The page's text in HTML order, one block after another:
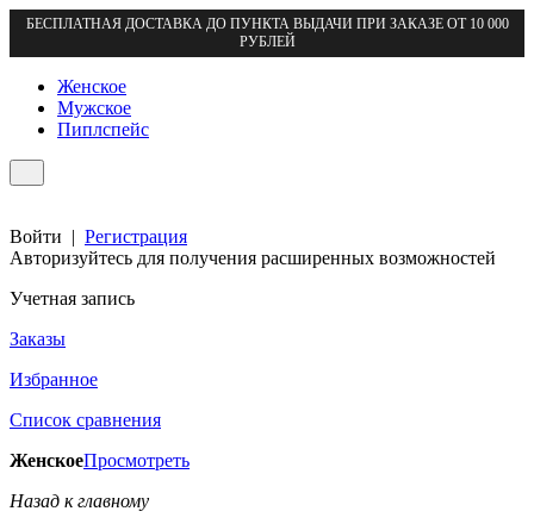
БЕСПЛАТНАЯ ДОСТАВКА ДО ПУНКТА ВЫДАЧИ ПРИ ЗАКАЗЕ ОТ 10 000
РУБЛЕЙ
Женское
Мужское
Пиплспейс
Войти | Регистрация
Авторизуйтесь для получения расширенных возможностей
Учетная запись
Заказы
Избранное
Список сравнения
ЖенскоеПросмотреть
Назад к главному